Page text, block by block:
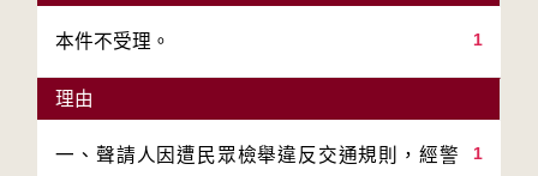
1
本件不受理。
理由
1
一、聲請人因遭民眾檢舉違反交通規則，經警